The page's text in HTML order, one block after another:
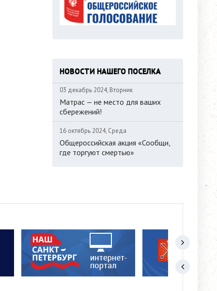
НОВОСТИ НАШЕГО ПОСЕЛКА
03 декабрь 2024, Вторник
Матрас — не место для ваших
сбережений!
16 октябрь 2024, Среда
Общероссийская акция «Сообщи,
где торгуют смертью»